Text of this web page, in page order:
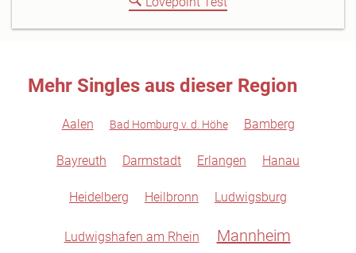
Mehr Singles aus dieser Region
Aalen Bad Homburg v. d. Höhe Bamberg
Bayreuth Darmstadt Erlangen Hanau
Heidelberg Heilbronn Ludwigsburg
Ludwigshafen am Rhein Mannheim